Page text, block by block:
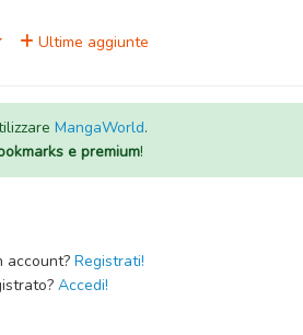
Ultime aggiunte
MangaWorld.
e premium!
account? Registrati!
Accedi!